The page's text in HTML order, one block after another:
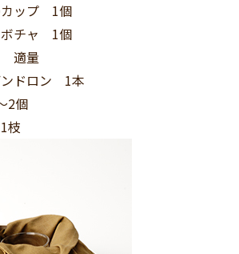
カップ 1個
ボチャ 1個
適量
ンドロン 1本
2個
枝